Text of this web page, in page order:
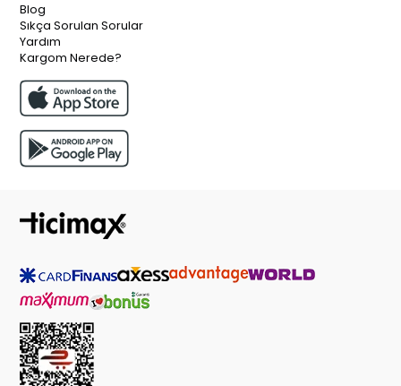
Blog
Sıkça Sorulan Sorular
Yardım
Kargom Nerede?